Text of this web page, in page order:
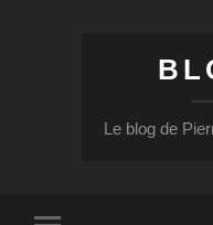
Le blog de